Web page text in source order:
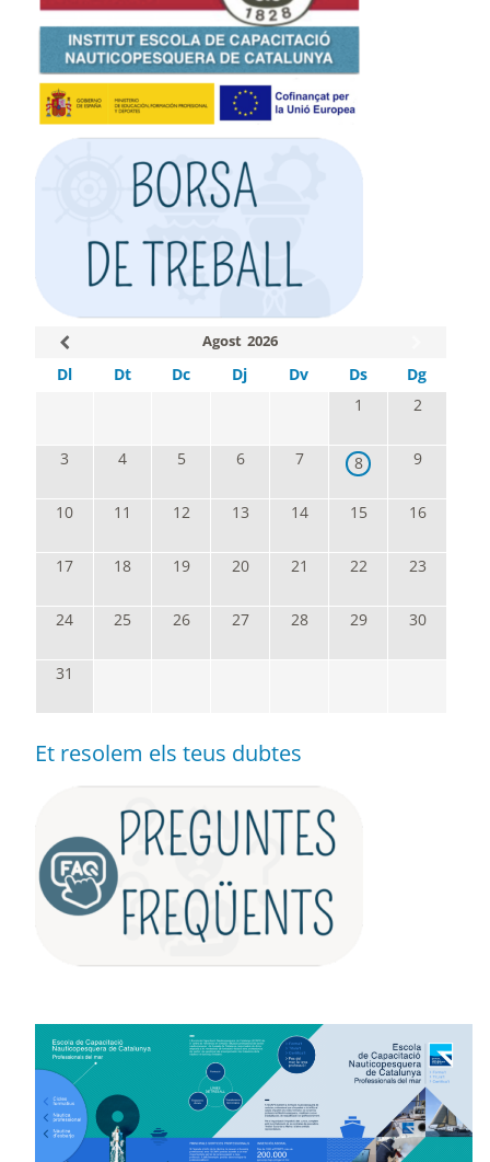
Agost 2026
Dl Dt Dc Dj Dv Ds
Dg
1
2
3 4 5 6 7 8 9
10 11 12 13 14 15 16
17 18 19 20 21 22 23
24 25 26 27 28 29 30
31
Et resolem els teus dubtes